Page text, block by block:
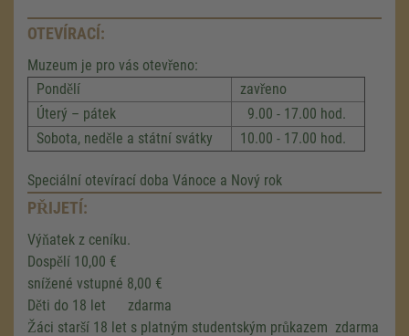
OTEVÍRACÍ:
Muzeum je pro vás otevřeno:
Pondělí
zavřeno
Úterý – pátek
9.00 - 17.00 hod.
Sobota, neděle a státní svátky
10.00 - 17.00 hod.
Speciální otevírací doba Vánoce a Nový rok
PŘIJETÍ:
Výňatek z ceníku.
Dospělí 10,00 €
snížené vstupné 8,00 €
Děti do 18 let zdarma
Žáci starší 18 let s platným studentským průkazem zdarma
We need your consent to load the
We use a third party service to embed map
content that may collect data about your
activity. Please review the details and accept
the service to see this map.